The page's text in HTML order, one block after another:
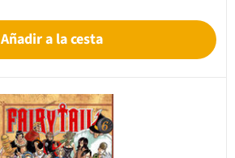
Añadir a la cesta